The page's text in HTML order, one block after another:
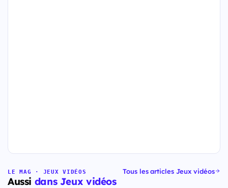
LE MAG · JEUX VIDÉOS
Aussi dans Jeux vidéos
Tous les articles Jeux vidéos